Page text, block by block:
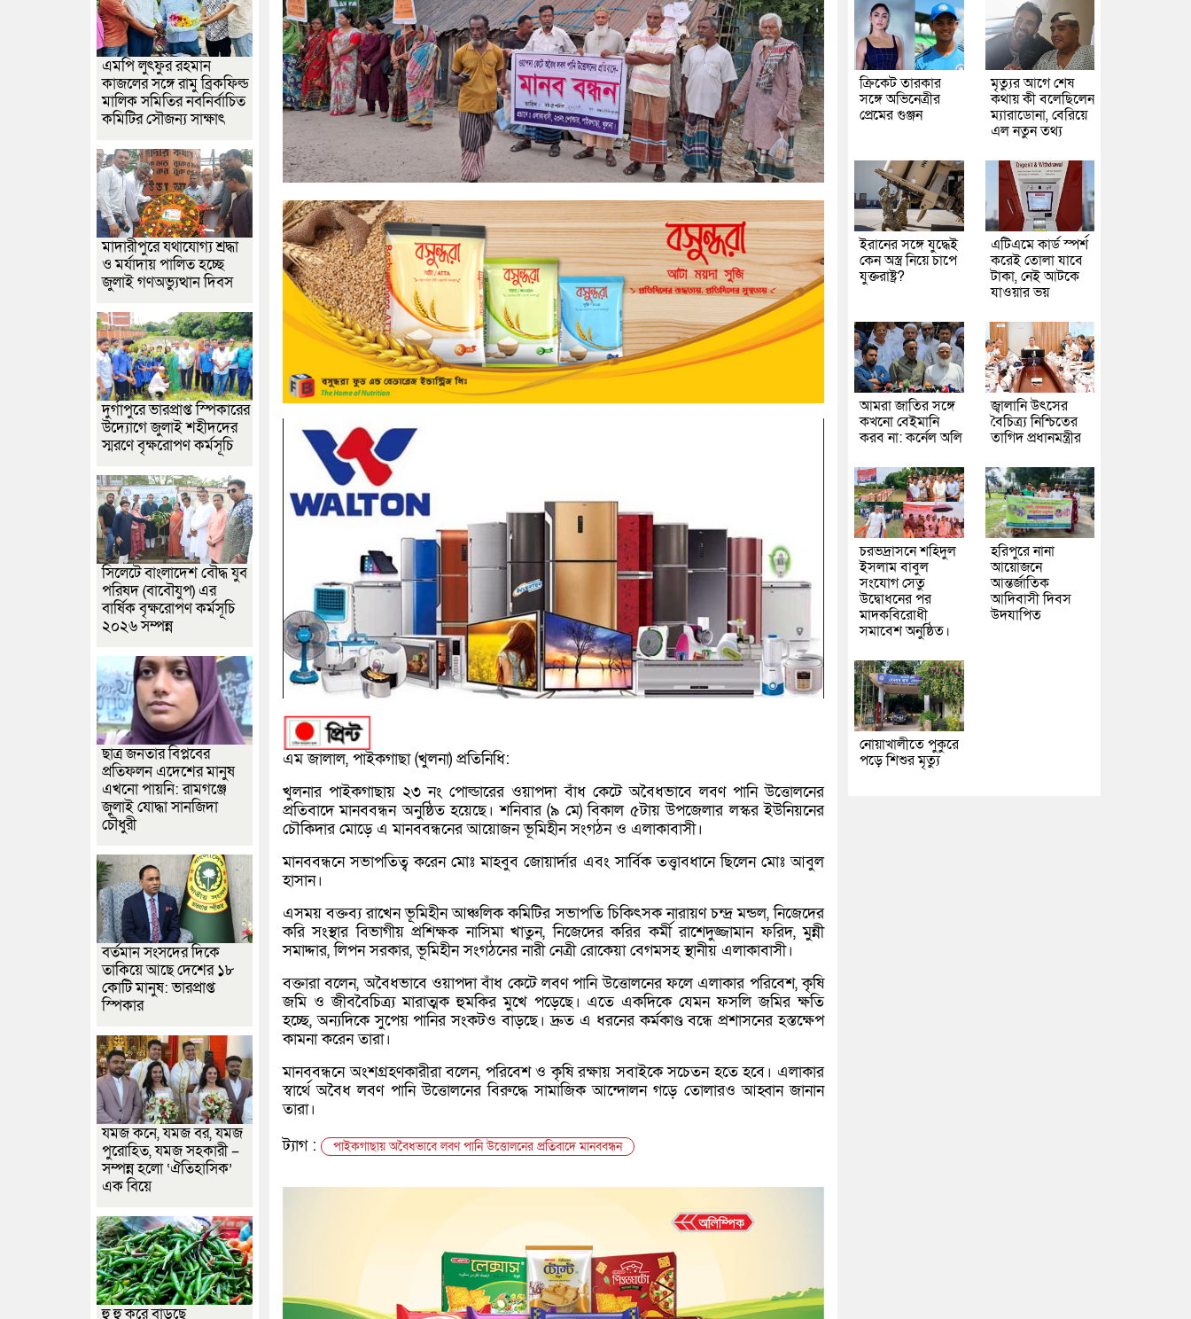
এম জালাল, পাইকগাছা (খুলনা) প্রতিনিধি:
খুলনার পাইকগাছায় ২৩ নং পোল্ডারের ওয়াপদা বাঁধ কেটে অবৈধভাবে লবণ পানি উত্তোলনের
প্রতিবাদে মানববন্ধন অনুষ্ঠিত হয়েছে। শনিবার (৯ মে) বিকাল ৫টায় উপজেলার লস্কর ইউনিয়নের
চৌকিদার মোড়ে এ মানববন্ধনের আয়োজন ভূমিহীন সংগঠন ও এলাকাবাসী।
মানববন্ধনে সভাপতিত্ব করেন মোঃ মাহবুব জোয়ার্দার এবং সার্বিক তত্ত্বাবধানে ছিলেন মোঃ আবুল
হাসান।
এসময় বক্তব্য রাখেন ভূমিহীন আঞ্চলিক কমিটির সভাপতি চিকিৎসক নারায়ণ চন্দ্র মন্ডল, নিজেদের
করি সংস্থার বিভাগীয় প্রশিক্ষক নাসিমা খাতুন, নিজেদের করির কর্মী রাশেদুজ্জামান ফরিদ, মুন্নী
সমাদ্দার, লিপন সরকার, ভূমিহীন সংগঠনের নারী নেত্রী রোকেয়া বেগমসহ স্থানীয় এলাকাবাসী।
বক্তারা বলেন, অবৈধভাবে ওয়াপদা বাঁধ কেটে লবণ পানি উত্তোলনের ফলে এলাকার পরিবেশ, কৃষি
জমি ও জীববৈচিত্র্য মারাত্মক হুমকির মুখে পড়েছে। এতে একদিকে যেমন ফসলি জমির ক্ষতি
হচ্ছে, অন্যদিকে সুপেয় পানির সংকটও বাড়ছে। দ্রুত এ ধরনের কর্মকাণ্ড বন্ধে প্রশাসনের হস্তক্ষেপ
কামনা করেন তারা।
মানববন্ধনে অংশগ্রহণকারীরা বলেন, পরিবেশ ও কৃষি রক্ষায় সবাইকে সচেতন হতে হবে। এলাকার
স্বার্থে অবৈধ লবণ পানি উত্তোলনের বিরুদ্ধে সামাজিক আন্দোলন গড়ে তোলারও আহ্বান জানান
তারা।
ট্যাগ :
পাইকগাছায় অবৈধভাবে লবণ পানি উত্তোলনের প্রতিবাদে মানববন্ধন
এমপি লুৎফুর রহমান
কাজলের সঙ্গে রামু ব্রিকফিল্ড
মালিক সমিতির নবনির্বাচিত
কমিটির সৌজন্য সাক্ষাৎ
মাদারীপুরে যথাযোগ্য শ্রদ্ধা
ও মর্যাদায় পালিত হচ্ছে
জুলাই গণঅভ্যুত্থান দিবস
দুর্গাপুরে ভারপ্রাপ্ত স্পিকারের
উদ্যোগে জুলাই শহীদদের
স্মরণে বৃক্ষরোপণ কর্মসূচি
সিলেটে বাংলাদেশ বৌদ্ধ যুব
পরিষদ (বাবৌযুপ) এর
বার্ষিক বৃক্ষরোপণ কর্মসূচি
২০২৬ সম্পন্ন
ছাত্র জনতার বিপ্লবের
প্রতিফলন এদেশের মানুষ
এখনো পায়নি: রামগঞ্জে
জুলাই যোদ্ধা সানজিদা
চৌধুরী
বর্তমান সংসদের দিকে
তাকিয়ে আছে দেশের ১৮
কোটি মানুষ: ভারপ্রাপ্ত
স্পিকার
যমজ কনে, যমজ বর, যমজ
পুরোহিত, যমজ সহকারী –
সম্পন্ন হলো ‘ঐতিহাসিক’
এক বিয়ে
হু হু করে বাড়ছে
ক্রিকেট তারকার
সঙ্গে অভিনেত্রীর
প্রেমের গুঞ্জন
মৃত্যুর আগে শেষ
কথায় কী বলেছিলেন
ম্যারাডোনা, বেরিয়ে
এল নতুন তথ্য
ইরানের সঙ্গে যুদ্ধেই
কেন অস্ত্র নিয়ে চাপে
যুক্তরাষ্ট্র?
এটিএমে কার্ড স্পর্শ
করেই তোলা যাবে
টাকা, নেই আটকে
যাওয়ার ভয়
আমরা জাতির সঙ্গে
কখনো বেইমানি
করব না: কর্নেল অলি
জ্বালানি উৎসের
বৈচিত্র্য নিশ্চিতের
তাগিদ প্রধানমন্ত্রীর
চরভদ্রাসনে শহিদুল
ইসলাম বাবুল
সংযোগ সেতু
উদ্বোধনের পর
মাদকবিরোধী
সমাবেশ অনুষ্ঠিত।
হরিপুরে নানা
আয়োজনে
আন্তর্জাতিক
আদিবাসী দিবস
উদযাপিত
নোয়াখালীতে পুকুরে
পড়ে শিশুর মৃত্যু